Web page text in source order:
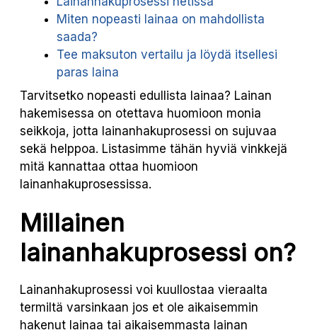
Miten nopeasti lainaa on mahdollista
saada?
Tee maksuton vertailu ja löydä itsellesi
paras laina
Tarvitsetko nopeasti edullista lainaa? Lainan
hakemisessa on otettava huomioon monia
seikkoja, jotta lainanhakuprosessi on sujuvaa
sekä helppoa. Listasimme tähän hyviä vinkkejä
mitä kannattaa ottaa huomioon
lainanhakuprosessissa.
Millainen
lainanhakuprosessi on?
Lainanhakuprosessi voi kuullostaa vieraalta
termiltä varsinkaan jos et ole aikaisemmin
hakenut lainaa tai aikaisemmasta lainan